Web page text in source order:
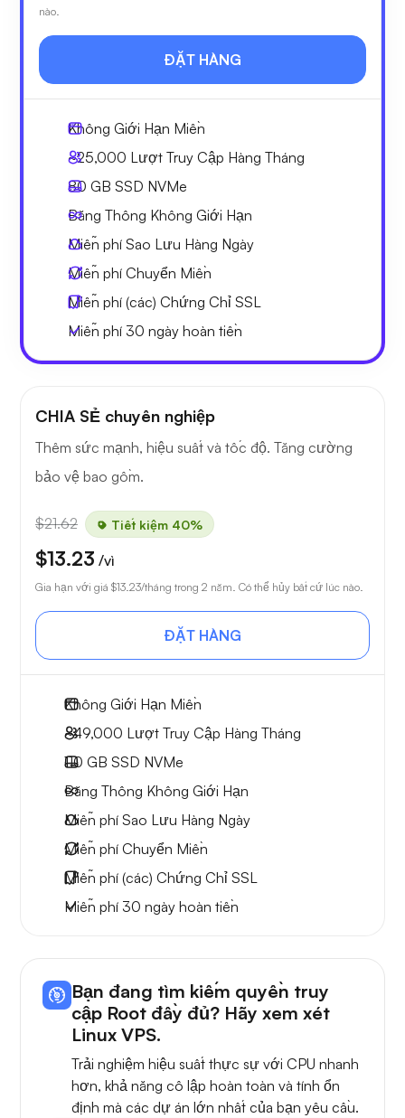
nào.
ĐẶT HÀNG
Không Giới Hạn Miền
~25,000 Lượt Truy Cập Hàng Tháng
80 GB SSD NVMe
Băng Thông Không Giới Hạn
Miễn phí Sao Lưu Hàng Ngày
Miễn phí Chuyển Miền
Miễn phí (các) Chứng Chỉ SSL
Miễn phí 30 ngày hoàn tiền
CHIA SẺ chuyên nghiệp
Thêm sức mạnh, hiệu suất và tốc độ. Tăng cường
bảo vệ bao gồm.
$21.62 Tiết kiệm 40%
$13.23 /vì
Gia hạn với giá $13.23/tháng trong 2 năm. Có thể hủy bất cứ lúc nào.
ĐẶT HÀNG
Không Giới Hạn Miền
~49,000 Lượt Truy Cập Hàng Tháng
110 GB SSD NVMe
Băng Thông Không Giới Hạn
Miễn phí Sao Lưu Hàng Ngày
Miễn phí Chuyển Miền
Miễn phí (các) Chứng Chỉ SSL
Miễn phí 30 ngày hoàn tiền
Bạn đang tìm kiếm quyền truy
cập Root đầy đủ? Hãy xem xét
Linux VPS.
Trải nghiệm hiệu suất thực sự với CPU nhanh
hơn, khả năng cô lập hoàn toàn và tính ổn
định mà các dự án lớn nhất của bạn yêu cầu.